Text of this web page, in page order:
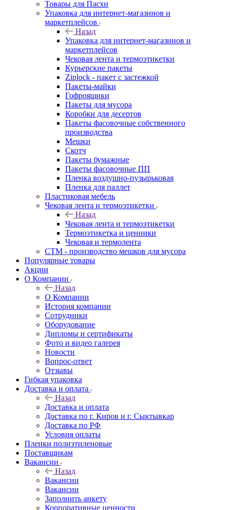
Товары для Пасхи
Упаковка для интернет-магазинов и
маркетплейсов
Назад
Упаковка для интернет-магазинов и
маркетплейсов
Чековая лента и термоэтикетки
Курьерские пакеты
Ziplock - пакет с застежкой
Пакеты-майки
Гофроящики
Пакеты для мусора
Коробки для десертов
Пакеты фасовочные собственного
производства
Мешки
Скотч
Пакеты бумажные
Пакеты фасовочные ПП
Пленка воздушно-пузырьковая
Пленка для паллет
Пластиковая мебель
Чековая лента и термоэтикетки
Назад
Чековая лента и термоэтикетки
Термоэтикетка и ценники
Чековая и термолента
СТМ - производство мешков для мусора
Популярные товары
Акции
О Компании
Назад
О Компании
История компании
Сотрудники
Оборудование
Дипломы и сертификаты
Фото и видео галерея
Новости
Вопрос-ответ
Отзывы
Гибкая упаковка
Доставка и оплата
Назад
Доставка и оплата
Доставка по г. Киров и г. Сыктывкар
Доставка по РФ
Условия оплаты
Пленки полиэтиленовые
Поставщикам
Вакансии
Назад
Вакансии
Вакансии
Заполнить анкету
Корпоративные ценности